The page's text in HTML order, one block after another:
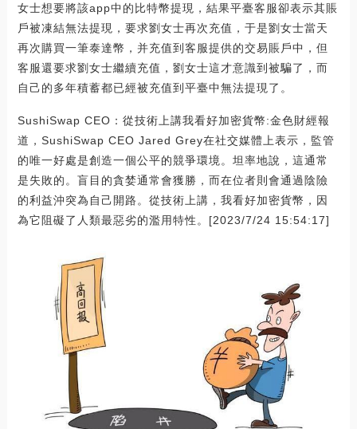
女士想要將該app中的比特幣提現，結果平臺客服卻表示其賬
戶被凍結無法提現，要求劉女士再次充值，于是劉女士當天
再次購買一筆泰達幣，并充值到客服提供的交易賬戶中，但
客服還要求劉女士繼續充值，劉女士這才意識到被騙了，而
自己的多年積蓄都已經被充值到平臺中無法提現了。
SushiSwap CEO：從技術上講我看好加密貨幣:金色財經報
道，SushiSwap CEO Jared Grey在社交媒體上表示，監管
的唯一好處是創造一個公平的競爭環境。坦率地說，這通常
是失敗的。盲目的貪婪通常會獲勝，而在位者則會通過陰險
的利益沖突為自己開路。從技術上講，我看好加密貨幣，因
為它阻礙了人類最惡劣的濫用特性。[2023/7/24 15:54:17]